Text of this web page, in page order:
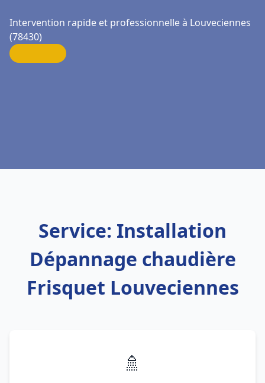
Intervention rapide et professionnelle à Louveciennes
(78430)
Service: Installation
Dépannage chaudière
Frisquet Louveciennes
🚿